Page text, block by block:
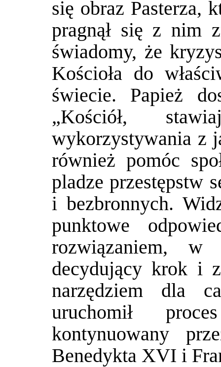
się obraz Pasterza,
pragnął się z nim
świadomy, że
Kościoła do
świecie. Papież
„Kościół,
wykorzystywania z
również pomóc
pladze przestępstw
i bezbronnych.
punktowe
rozwiązaniem,
decydujący krok i
narzędziem dla
uruchomił
kontynuowany
Benedykta XVI i